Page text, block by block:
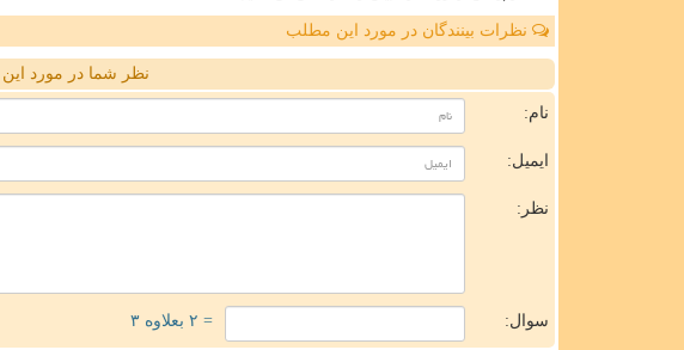
نظرات بینندگان در مورد این مطلب
نظر شما در مورد
نام:
ایمیل:
نظر:
سوال: = ۲ بعلاوه ۳